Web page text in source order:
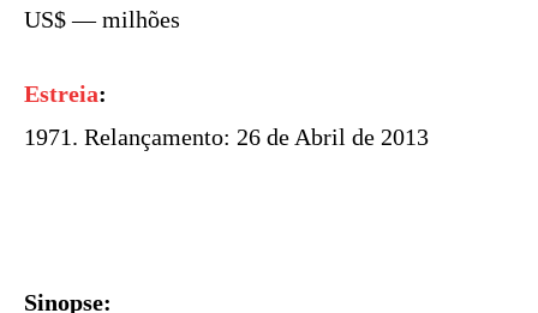
US$ — milhões
Estreia:
1971. Relançamento: 26 de Abril de 2013
Sinopse: